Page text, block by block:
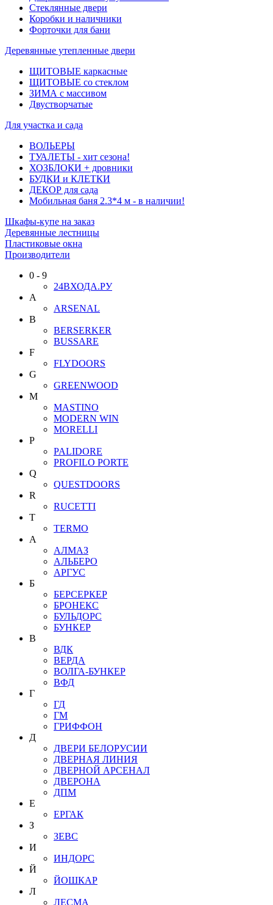
Стеклянные двери
Коробки и наличники
Форточки для бани
Деревянные утепленные двери
ЩИТОВЫЕ каркасные
ЩИТОВЫЕ со стеклом
ЗИМА с массивом
Двустворчатые
Для участка и сада
ВОЛЬЕРЫ
ТУАЛЕТЫ - хит сезона!
ХОЗБЛОКИ + дровники
БУДКИ и КЛЕТКИ
ДЕКОР для сада
Мобильная баня 2.3*4 м - в наличии!
Шкафы-купе на заказ
Деревянные лестницы
Пластиковые окна
Производители
0 - 9
24ВХОДА.РУ
A
ARSENAL
B
BERSERKER
BUSSARE
F
FLYDOORS
G
GREENWOOD
M
MASTINO
MODERN WIN
MORELLI
P
PALIDORE
PROFILO PORTE
Q
QUESTDOORS
R
RUCETTI
T
TERMO
А
АЛМАЗ
АЛЬБЕРО
АРГУС
Б
БЕРСЕРКЕР
БРОНЕКС
БУЛЬДОРС
БУНКЕР
В
ВДК
ВЕРДА
ВОЛГА-БУНКЕР
ВФД
Г
ГД
ГМ
ГРИФФОН
Д
ДВЕРИ БЕЛОРУСИИ
ДВЕРНАЯ ЛИНИЯ
ДВЕРНОЙ АРСЕНАЛ
ДВЕРОНА
ДПМ
Е
ЕРГАК
З
ЗЕВС
И
ИНДОРС
Й
ЙОШКАР
Л
ЛЕСМА